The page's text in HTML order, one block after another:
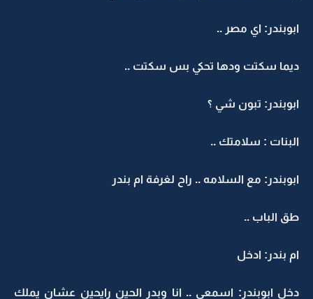
ابوبندر: اي مصر ..
ديما سكتت ودها تحكي بس سكتت ..
ابوبندر: تبون شي ؟
البنات : سلامتك ..
ابوبندر: مع السلامه .. راح لغرفة ام بندر
طق الباب ..
ام بندر: ادخل
دخل ابوبندر: اسمعي .. انا وبدر الحين رايحين عشان يملك